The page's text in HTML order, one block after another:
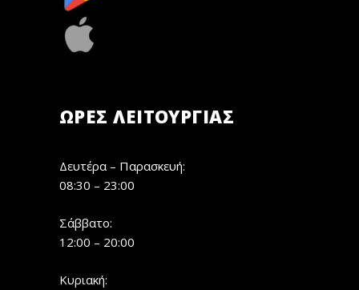
ΏΡΕΣ ΛΕΙΤΟΥΡΓΊΑΣ
Δευτέρα – Παρασκευή:
08:30 – 23:00
Σάββατο:
12:00 – 20:00
Κυριακή: